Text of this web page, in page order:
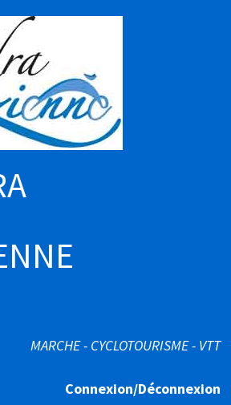
MARCHE - CYCLOTOURISME - VTT
Connexion/Déconnexion